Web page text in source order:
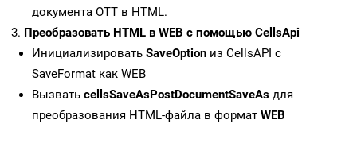
документа OTT в HTML.
Преобразовать HTML в WEB с помощью CellsApi
Инициализировать SaveOption из CellsAPI с
SaveFormat как WEB
Вызвать cellsSaveAsPostDocumentSaveAs для
преобразования HTML-файла в формат WEB